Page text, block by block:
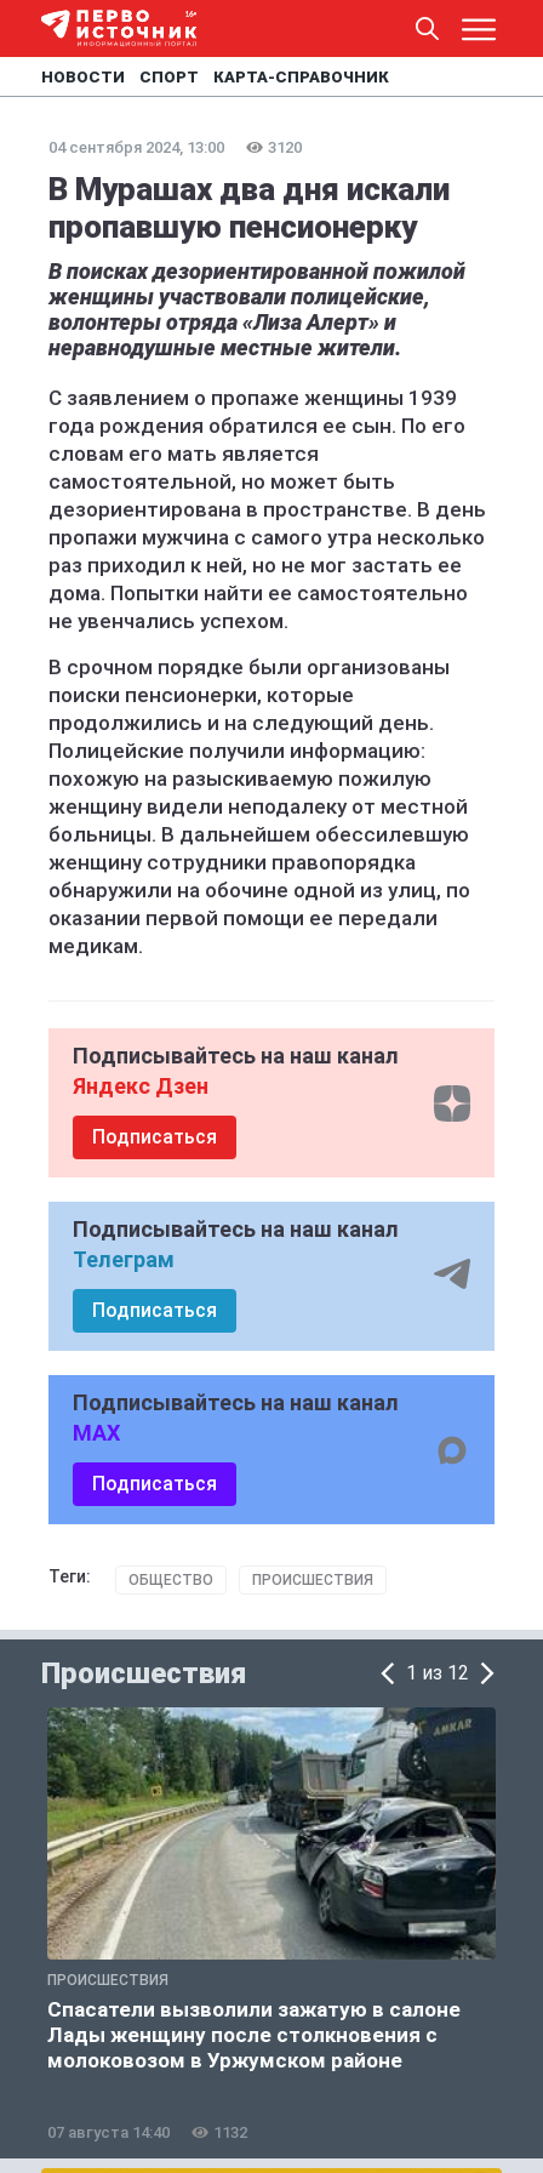
НОВОСТИ СПОРТ КАРТА-СПРАВОЧНИК
04 сентября 2024, 13:00 3120
В Мурашах два дня искали
пропавшую пенсионерку
В поисках дезориентированной пожилой
женщины участвовали полицейские,
волонтеры отряда «Лиза Алерт» и
неравнодушные местные жители.
С заявлением о пропаже женщины 1939
года рождения обратился ее сын. По его
словам его мать является
самостоятельной, но может быть
дезориентирована в пространстве. В день
пропажи мужчина с самого утра несколько
раз приходил к ней, но не мог застать ее
дома. Попытки найти ее самостоятельно
не увенчались успехом.
В срочном порядке были организованы
поиски пенсионерки, которые
продолжились и на следующий день.
Полицейские получили информацию:
похожую на разыскиваемую пожилую
женщину видели неподалеку от местной
больницы. В дальнейшем обессилевшую
женщину сотрудники правопорядка
обнаружили на обочине одной из улиц, по
оказании первой помощи ее передали
медикам.
Подписывайтесь на наш канал
Яндекс Дзен
Подписаться
Подписывайтесь на наш канал
Телеграм
Подписаться
Подписывайтесь на наш канал
MAX
Подписаться
Теги: ОБЩЕСТВО ПРОИСШЕСТВИЯ
Происшествия 1 из 12
ПРОИСШЕСТВИЯ
Спасатели вызволили зажатую в салоне
Лады женщину после столкновения с
молоковозом в Уржумском районе
07 августа 14:40 1132